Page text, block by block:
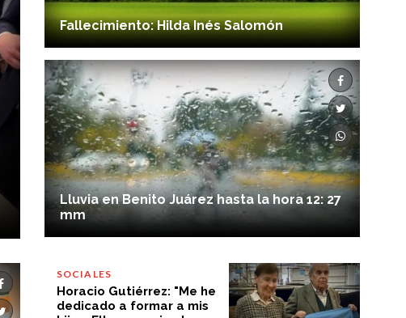
Fallecimiento: Hilda Inés Salomón
Lluvia en Benito Juárez hasta la hora 12: 27
mm
SOCIALES
Horacio Gutiérrez: "Me he
dedicado a formar a mis